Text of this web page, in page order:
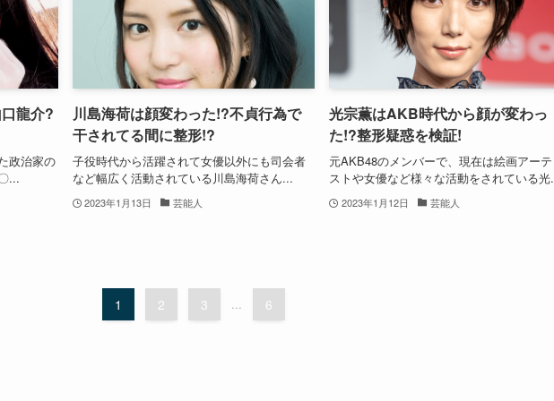
龍介?
政治家の
...
川島海荷は顔変わった!?不貞行為で
干されてる間に整形!?
子役時代から活躍されて女優以外にも司会者
など幅広く活動されている川島海荷さん...
2023年1月13日 芸能人
光宗薫はAKB時代から顔が変わっ
た!?整形疑惑を検証!
元AKB48のメンバーで、現在は絵画アー
ストや女優など様々な活動をされている
2023年1月12日 芸能人
1 2 3 ... 6